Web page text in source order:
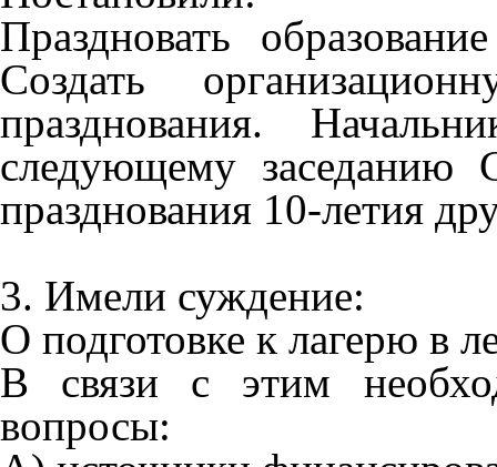
Праздновать
Создать
празднования.
следующему заседанию
празднования 10-летия
3. Имели суждение:
О подготовке к лагерю в
В связи с этим
вопросы: